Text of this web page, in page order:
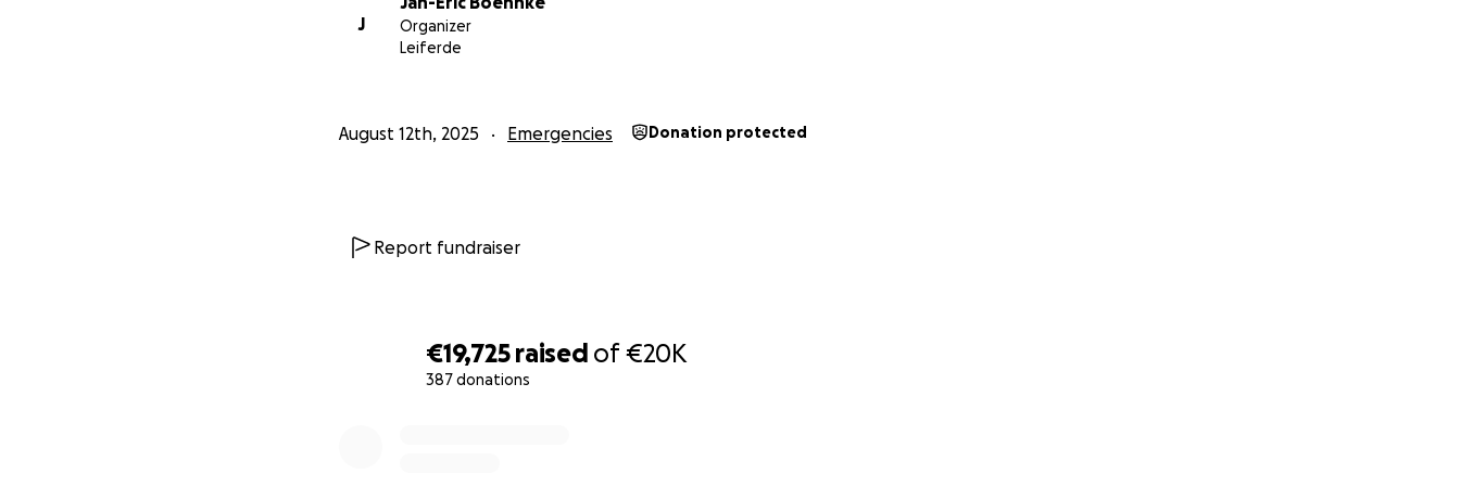
€19,725 raised of€20K
387 donations
Jeder Euro zählt – und jeder Beitrag macht einen echten Unterschied.
J
Organizer
Leiferde
August 12th, 2025 Emergencies Donation protected
Report fundraiser